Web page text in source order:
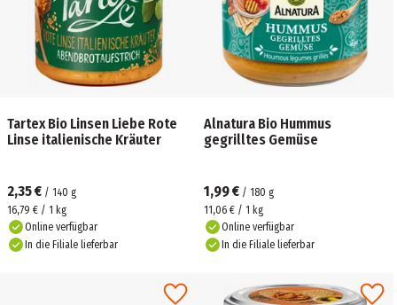
Tartex Bio Linsen Liebe Rote
Linse italienische Kräuter
2,35 € / 140 g
16,79 € / 1 kg
Online verfügbar
In die Filiale lieferbar
Alnatura Bio Hummus
gegrilltes Gemüse
1,99 € / 180 g
11,06 € / 1 kg
Online verfügbar
In die Filiale lieferbar